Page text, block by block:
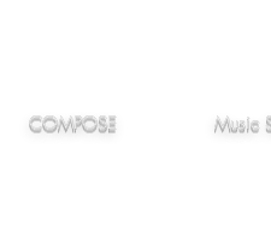
COMPOSE Music